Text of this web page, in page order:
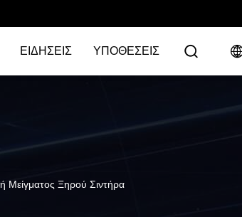
ΕΙΔΉΣΕΙΣ ΥΠΟΘΈΣΕΙΣ
Ξηρού Σιντήρα